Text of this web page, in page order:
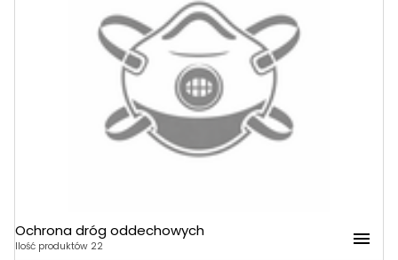
Ochrona dróg oddechowych
Ilość produktów 22